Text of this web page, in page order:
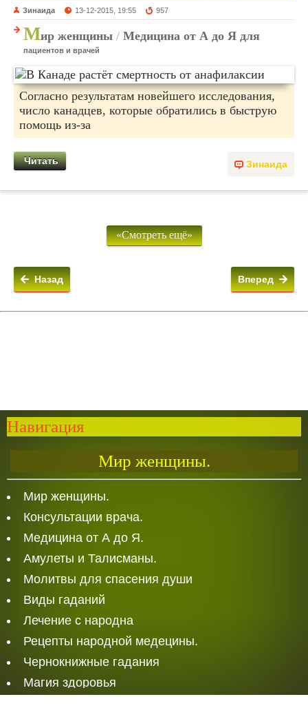
Зинаида 13-12-2015, 19:55 957
Мир женщины / Медицина от А до Я для
пациентов и врачей
Согласно результатам новейшего исследования,
число канадцев, которые обратились в быструю
помощь из-за
Зинаида
Читать
«Смотреть ещё»
Вперед
Назад
Навигация
Мир женщины.
Мир женщины.
Консультации врача.
Медицина от А до Я.
Амулеты и Талисманы.
Молитвы для спасения души
Виды гаданий
Лечение с народна
Рецепты народной медецины.
Чернокнижные гадания
Магия здоровья